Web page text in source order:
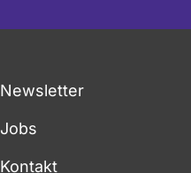
Newsletter
Jobs
Kontakt